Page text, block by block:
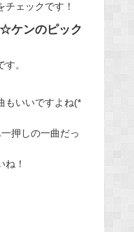
ェックです！
ケンのピック
。
もいいですよね(*
押しの一曲だっ
！